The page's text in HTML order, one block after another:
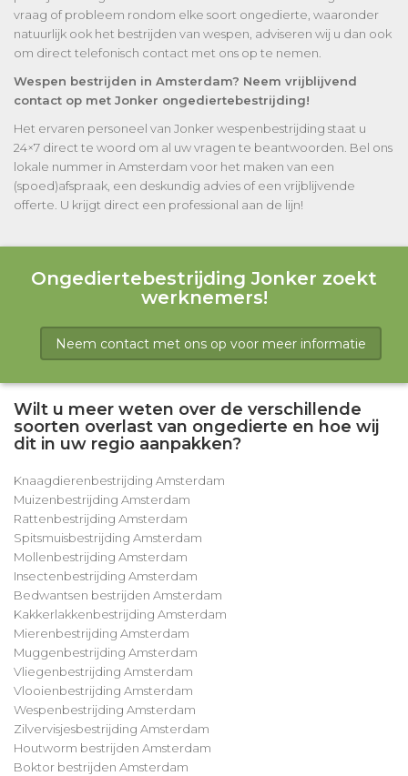
vraag of probleem rondom elke soort ongedierte, waaronder
natuurlijk ook het bestrijden van wespen, adviseren wij u dan ook
om direct telefonisch contact met ons op te nemen.
Wespen bestrijden in Amsterdam? Neem vrijblijvend
contact op met Jonker ongediertebestrijding!
Het ervaren personeel van Jonker wespenbestrijding staat u
24×7 direct te woord om al uw vragen te beantwoorden. Bel ons
lokale nummer in Amsterdam voor het maken van een
(spoed)afspraak, een deskundig advies of een vrijblijvende
offerte. U krijgt direct een professional aan de lijn!
Ongediertebestrijding Jonker zoekt
werknemers!
Neem contact met ons op voor meer informatie
Wilt u meer weten over de verschillende
soorten overlast van ongedierte en hoe wij
dit in uw regio aanpakken?
Knaagdierenbestrijding Amsterdam
Muizenbestrijding Amsterdam
Rattenbestrijding Amsterdam
Spitsmuisbestrijding Amsterdam
Mollenbestrijding Amsterdam
Insectenbestrijding Amsterdam
Bedwantsen bestrijden Amsterdam
Kakkerlakkenbestrijding Amsterdam
Mierenbestrijding Amsterdam
Muggenbestrijding Amsterdam
Vliegenbestrijding Amsterdam
Vlooienbestrijding Amsterdam
Wespenbestrijding Amsterdam
Zilvervisjesbestrijding Amsterdam
Houtworm bestrijden Amsterdam
Boktor bestrijden Amsterdam